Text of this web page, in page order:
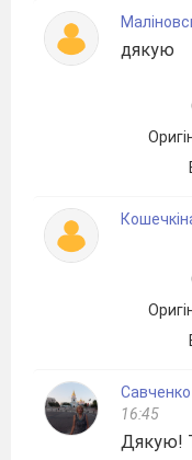
Поважно
ІІ Активізація
Гра «Про
уважними на
зрозуміли і
бачиш - на
Чи то іній на
Чи хмаринка
засніжена
дякую
Савченко
16:45
Дякую!